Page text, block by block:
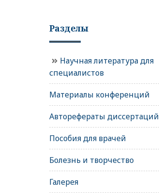
Разделы
Научная литература для
специалистов
Материалы конференций
Авторефераты диссертаций
Пособия для врачей
Болезнь и творчество
Галерея